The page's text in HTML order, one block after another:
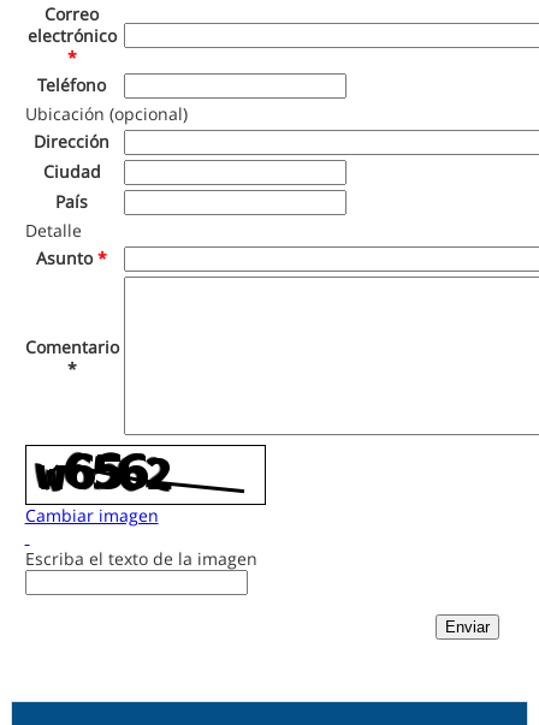
Correo
electrónico
*
Teléfono
Ubicación (opcional)
Dirección
Ciudad
País
Detalle
Asunto*
Comentario
*
Cambiar imagen
Escriba el texto de la imagen